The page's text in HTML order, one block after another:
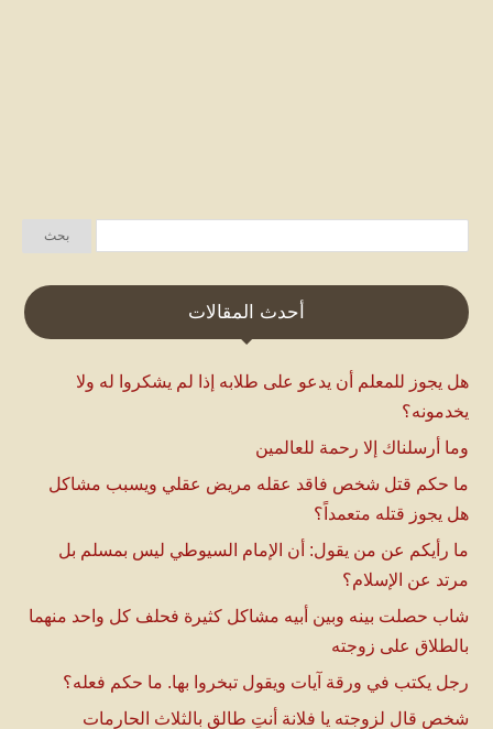
أحدث المقالات
هل يجوز للمعلم أن يدعو على طلابه إذا لم يشكروا له ولا
يخدمونه؟
وما أرسلناك إلا رحمة للعالمين
ما حكم قتل شخص فاقد عقله مريض عقلي ويسبب مشاكل
هل يجوز قتله متعمداً؟
ما رأيكم عن من يقول: أن الإمام السيوطي ليس بمسلم بل
مرتد عن الإسلام؟
شاب حصلت بينه وبين أبيه مشاكل كثيرة فحلف كل واحد منهما
بالطلاق على زوجته
رجل يكتب في ورقة آيات ويقول تبخروا بها. ما حكم فعله؟
شخص قال لزوجته يا فلانة أنتِ طالق بالثلاث الحارمات